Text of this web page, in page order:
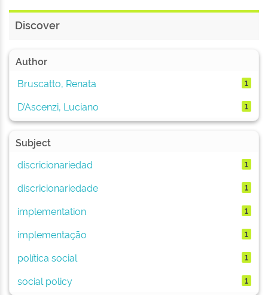
Discover
Author
Bruscatto, Renata
1
D’Ascenzi, Luciano 1
Subject
discricionariedad
1
discricionariedade 1
implementation 1
implementação 1
política social 1
social policy 1